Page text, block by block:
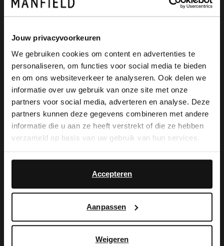
Jouw privacyvoorkeuren
We gebruiken cookies om content en advertenties te
personaliseren, om functies voor social media te bieden
en om ons websiteverkeer te analyseren. Ook delen we
informatie over uw gebruik van onze site met onze
partners voor social media, adverteren en analyse. Deze
partners kunnen deze gegevens combineren met andere
informatie die u aan ze heeft verstrekt of die ze hebben
verzameld op basis van uw gebruik van hun services.
Accepteren
Aanpassen
Weigeren
Produktbeschreibung
Manfield. Die Stiefel haben einen
Innenseite des Schaftes und einen 3 cm
hohen Absatz. Bei einem Modell in Größe
37 beträgt die Schafthöhe 41 cm und der
Schaftumfang 33 cm. Als Schuhpflege
×
View this website in English?
It looks like your language isn't Dutch. Would
you like to switch to English?
English